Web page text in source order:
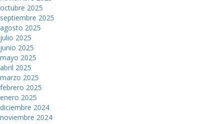
octubre 2025
septiembre 2025
agosto 2025
julio 2025
junio 2025
mayo 2025
abril 2025
marzo 2025
febrero 2025
enero 2025
diciembre 2024
noviembre 2024